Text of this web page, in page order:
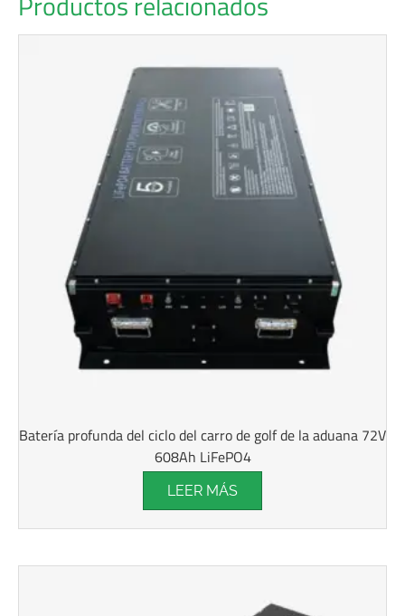
Batería profunda del ciclo del carro de golf de la aduana 72V
608Ah LiFePO4
LEER MÁS